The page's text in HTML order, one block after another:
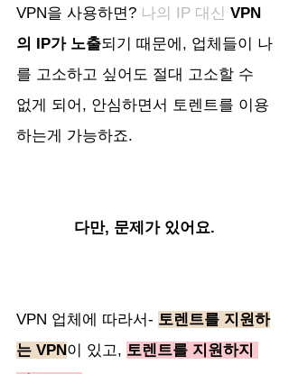
VPN을 사용하면? 나의 IP 대신 VPN
의 IP가 노출되기 때문에, 업체들이 나
를 고소하고 싶어도 절대 고소할 수
없게 되어, 안심하면서 토렌트를 이용
하는게 가능하죠.
다만, 문제가 있어요.
VPN 업체에 따라서- 토렌트를 지원하
는 VPN 이 있고, 토렌트를 지원하지